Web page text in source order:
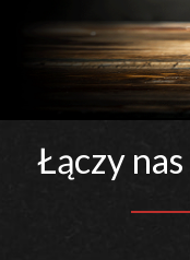
Łączy